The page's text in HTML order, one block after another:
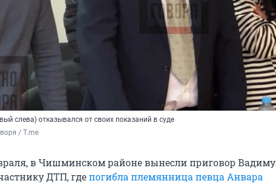
слева) отказывался от своих показаний в суде
/ T.me
в Чишминском районе вынесли приговор Вадиму
ДТП, гдепогибла племянница певца Анвара